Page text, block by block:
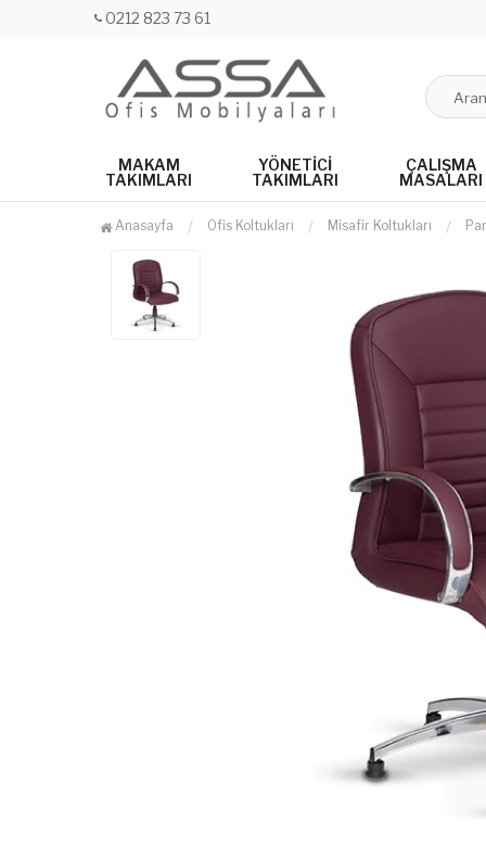
0212 823 73 61
MAKAM
TAKIMLARI
YÖNETICI
TAKIMLARI
ÇALIŞMA
MASALARI
Anasayfa Ofis Koltukları Misafir Koltukları